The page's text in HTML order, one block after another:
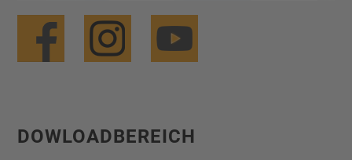
DOWLOADBEREICH